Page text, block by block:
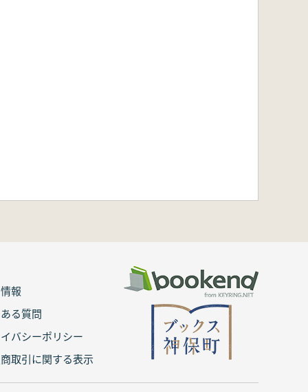
報
る質問
バシーポリシー
取引に関する表示